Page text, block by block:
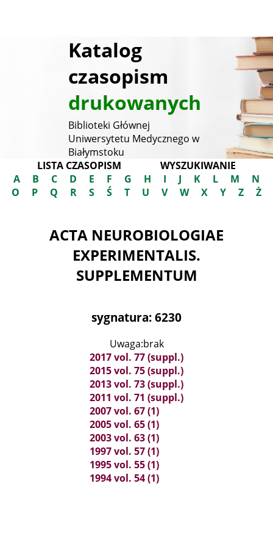
Katalog
czasopism
drukowanych
Biblioteki Głównej
Uniwersytetu Medycznego w
Białymstoku
LISTA CZASOPISM
WYSZUKIWANIE
A
B C D E F G H I J K L M
N
O
P Q R S Ś T U V W X Y Z Ż
ACTA NEUROBIOLOGIAE
EXPERIMENTALIS.
SUPPLEMENTUM
sygnatura: 6230
Uwaga:brak
2017 vol. 77 (suppl.)
2015 vol. 75 (suppl.)
2013 vol. 73 (suppl.)
2011 vol. 71 (suppl.)
2007 vol. 67 (1)
2005 vol. 65 (1)
2003 vol. 63 (1)
1997 vol. 57 (1)
1995 vol. 55 (1)
1994 vol. 54 (1)